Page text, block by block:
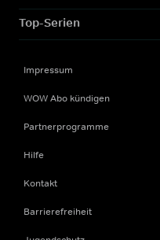
Top-Serien
Impressum
WOW Abo kündigen
Partnerprogramme
Hilfe
Kontakt
Barrierefreiheit